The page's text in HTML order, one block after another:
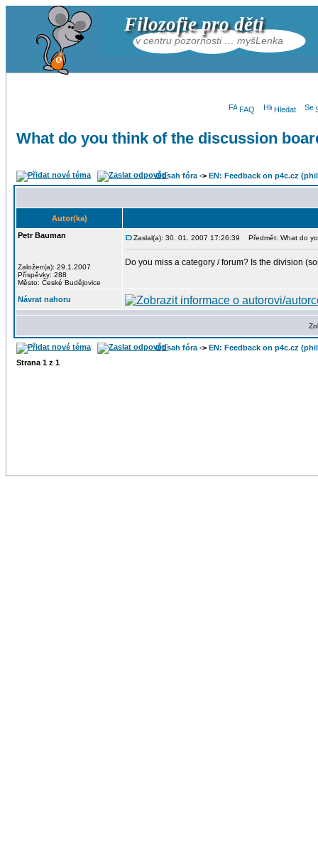
Filozofie pro děti
v centru pozornosti … myšLenka
FAQ Hledat
What do you think of the discussion
Obsah fóra -> EN: Feedback on p4c.cz
Autor(ka)
Petr Bauman
Založen(a): 29.1.2007
Příspěvky: 288
Město: České Budějovice
Zaslal(a): 30. 01. 2007 17:26:39 Předmět: What do
Do you miss a category / forum? Is the division
Návrat nahoru
Obsah fóra -> EN: Feedback on p4c.cz
Strana 1 z 1